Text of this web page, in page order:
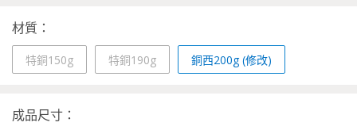
材質：
特銅150g 特銅190g 銅西200g (修改)
成品尺寸：